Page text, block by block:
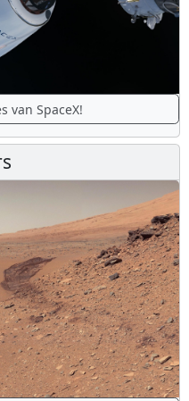
van SpaceX!